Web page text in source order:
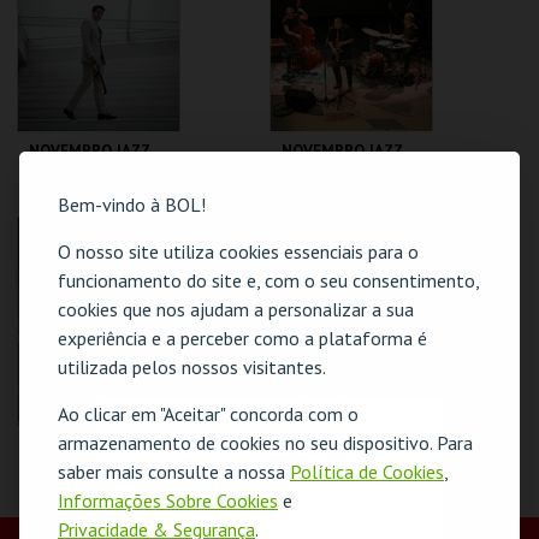
Bem-vindo à BOL!
O nosso site utiliza cookies essenciais para o
funcionamento do site e, com o seu consentimento,
cookies que nos ajudam a personalizar a sua
experiência e a perceber como a plataforma é
utilizada pelos nossos visitantes.
Ao clicar em "Aceitar" concorda com o
armazenamento de cookies no seu dispositivo. Para
saber mais consulte a nossa Política de Cookies,
Informações Sobre Cookies e
Privacidade & Segurança.
MAIS INFO
COMPRAR COMPRAR
NOVEMBRO JAZZ
DAVIS LEGACY
CRIATIVIDADE
MAIS INFO
COMPRAR
NOVEMBRO JAZZ
CRIATIVIDADE
MAIS INFO
COMPRAR
O QUEBRA-NOZES .
UM MUSICAL DE
NATAL
CASA DA
O evento escolhido não está disponível
OK